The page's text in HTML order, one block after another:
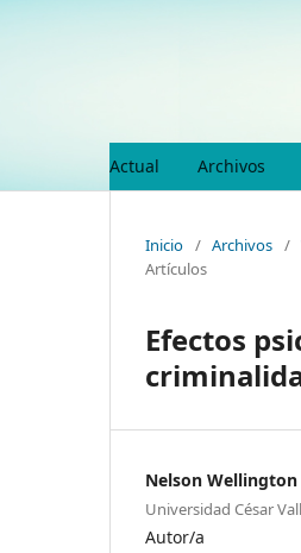
Actual Archivos
Inicio / Archivos /
Artículos
Efectos
Nelson Wellington
Universidad César
Autor/a